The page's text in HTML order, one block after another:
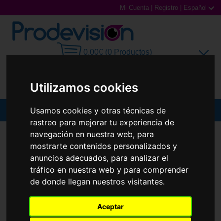
Utilizamos cookies
Usamos cookies y otras técnicas de
rastreo para mejorar tu experiencia de
navegación en nuestra web, para
mostrarte contenidos personalizados y
anuncios adecuados, para analizar el
tráfico en nuestra web y para comprender
de donde llegan nuestros visitantes.
Aceptar
Mi Cuenta Registro Español
0,00€ (0 Productos)
Gafas de Sol
Gafas Graduadas
Gafas Deportivas
Lentillas
GAFAS DE SOL OAKLEY OO9416 SPLIT SHOT